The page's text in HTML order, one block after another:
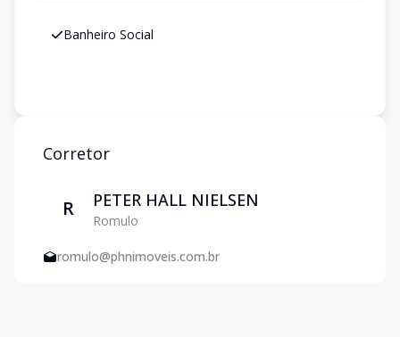
Banheiro Social
Corretor
R PETER HALL NIELSEN
Romulo
romulo@phnimoveis.com.br